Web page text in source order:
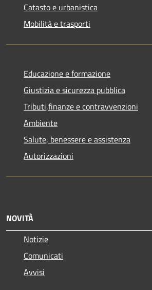
Catasto e urbanistica
Mobilità e trasporti
Educazione e formazione
Giustizia e sicurezza pubblica
Tributi,finanze e contravvenzioni
Ambiente
Salute, benessere e assistenza
Autorizzazioni
NOVITÀ
Notizie
Comunicati
Avvisi